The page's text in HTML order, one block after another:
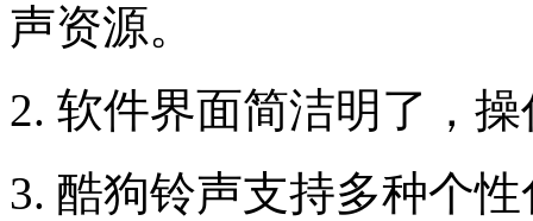
声资源。
2. 软件界面简洁明了，
3. 酷狗铃声支持多种个